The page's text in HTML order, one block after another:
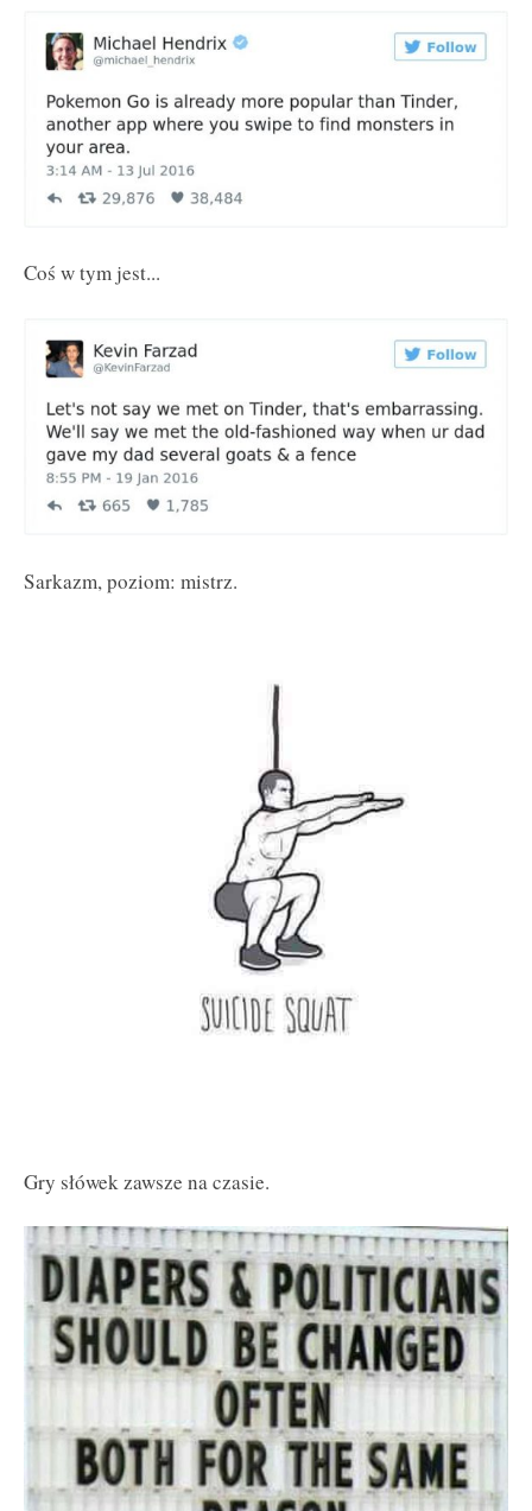
Coś w tym jest...
Sarkazm, poziom: mistrz.
Gry słówek zawsze na czasie.